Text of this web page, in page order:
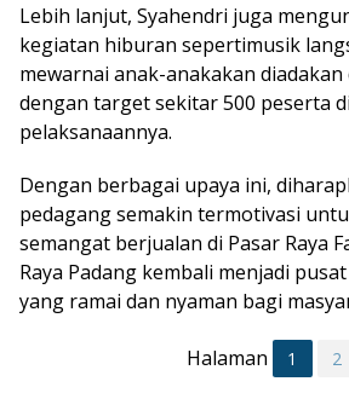
Lebih lanjut, Syahendri juga
kegiatan hiburan sepertimusik
mewarnai anak-anakakan
dengan target sekitar 500 peserta
pelaksanaannya.
Dengan berbagai upaya ini,
pedagang semakin termotivasi
semangat berjualan di Pasar Raya
Raya Padang kembali menjadi
yang ramai dan nyaman bagi
Halaman 1 2